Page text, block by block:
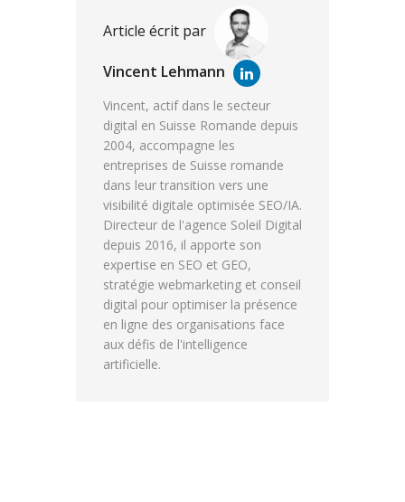
Article écrit par
Vincent Lehmann
Vincent, actif dans le secteur
digital en Suisse Romande depuis
2004, accompagne les
entreprises de Suisse romande
dans leur transition vers une
visibilité digitale optimisée SEO/IA.
Directeur de l'agence Soleil Digital
depuis 2016, il apporte son
expertise en SEO et GEO,
stratégie webmarketing et conseil
digital pour optimiser la présence
en ligne des organisations face
aux défis de l'intelligence
artificielle.